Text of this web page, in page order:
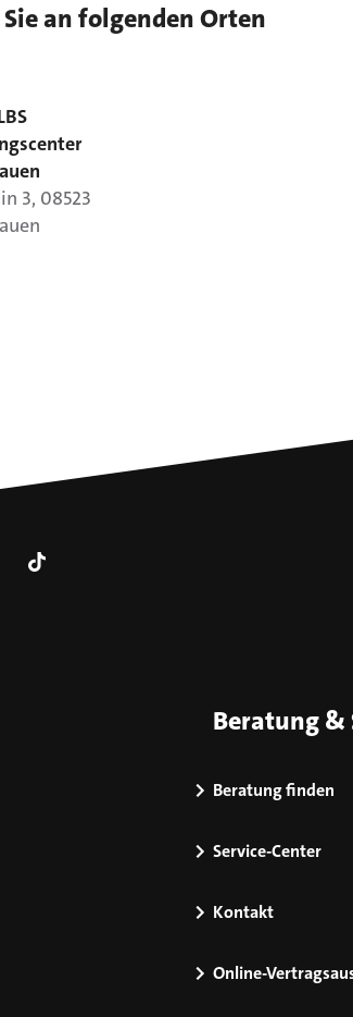
an folgenden Orten
3, 08523
Beratung &
Beratung finden
Service-Center
Kontakt
Online-